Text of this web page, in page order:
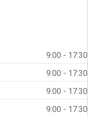
9:00 - 17:30
9:00 - 17:30
9:00 - 17:30
9:00 - 17:30